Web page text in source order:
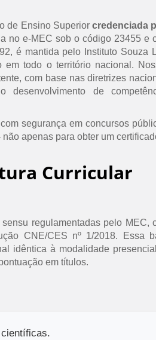
de Ensino Superior credenciada
no e-MEC sob o código 23455 e
é mantida pelo Instituto Souza
em todo o território nacional.
com base nas diretrizes
de
segurança em concursos
apenas para obter um
Curricular
regulamentadas pelo MEC,
CNE/CES nº 1/2018. Essa
idêntica à modalidade
em títulos.